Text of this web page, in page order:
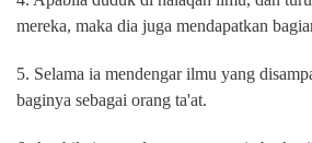
mereka, maka dia juga mendapatkan
5. Selama ia mendengar ilmu yang
baginya sebagai orang ta'at.